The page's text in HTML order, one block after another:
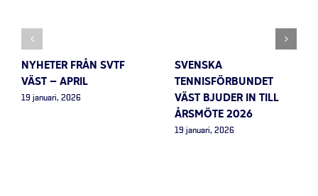
NYHETER FRÅN SVTF
VÄST – APRIL
19 januari, 2026
SVENSKA
TENNISFÖRBUNDET
VÄST BJUDER IN TILL
ÅRSMÖTE 2026
19 januari, 2026